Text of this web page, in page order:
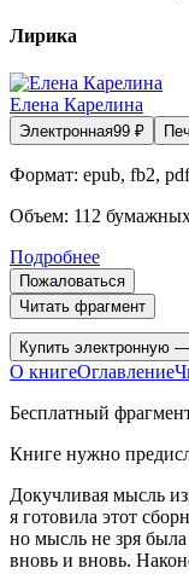
Лирика
Елена Карелина
Электронная99 ₽
Формат: epub, fb2,
Объем: 112
Подробнее
Пожаловаться
Читать фрагмент
Купить электронную
О книгеОглавление
Бесплатный
Книге нужно
Докучливая мысль
я готовила этот
но мысль не зря
вновь и вновь.